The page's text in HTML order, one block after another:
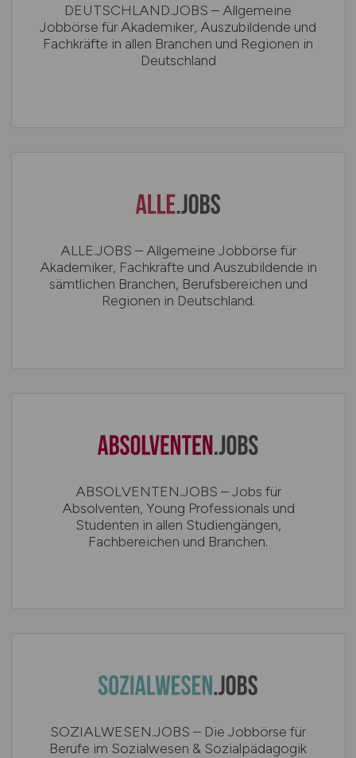
DEUTSCHLAND.JOBS – Allgemeine
Jobbörse für Akademiker, Auszubildende und
Fachkräfte in allen Branchen und Regionen in
Deutschland
ALLE.JOBS – Allgemeine Jobbörse für
Akademiker, Fachkräfte und Auszubildende in
sämtlichen Branchen, Berufsbereichen und
Regionen in Deutschland.
ABSOLVENTEN.JOBS – Jobs für
Absolventen, Young Professionals und
Studenten in allen Studiengängen,
Fachbereichen und Branchen.
SOZIALWESEN.JOBS – Die Jobbörse für
Berufe im Sozialwesen & Sozialpädagogik